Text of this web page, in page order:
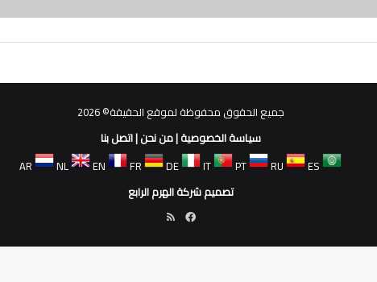
جميع الحقوق محفوظة لموقع الحقيقة© 2026
سياسة الخصوصية|من نحن|اتصل بنا
AR
NL EN FR DE IT PT RU
ES
تصميم شركة الهرم الرابع
فيسبوك